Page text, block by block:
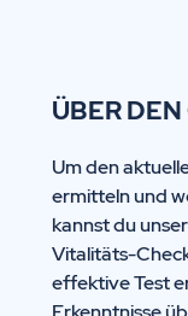
ÜBER
Um den
ermitteln und
kannst du
Vitalitäts-
effektive Test